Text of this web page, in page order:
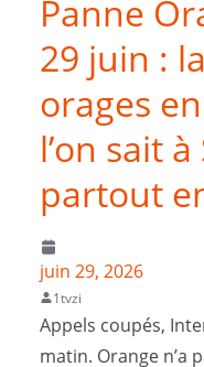
Panne
29 juin :
orages
l’on sait
partout
juin 29, 2026
1tvzi
Appels coupés,
matin. Orange n’a